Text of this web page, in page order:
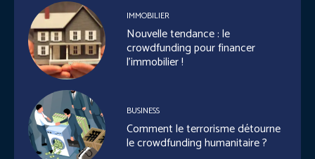
IMMOBILIER
Nouvelle tendance : le
crowdfunding pour financer
l’immobilier !
BUSINESS
Comment le terrorisme détourne
le crowdfunding humanitaire ?